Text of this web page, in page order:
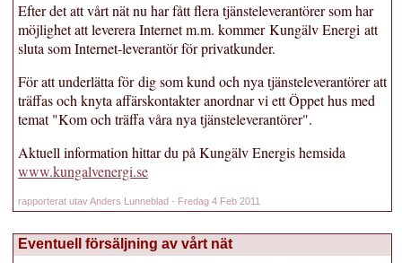
Efter det att vårt nät nu har fått flera tjänsteleverantörer som har
möjlighet att leverera Internet m.m. kommer Kungälv Energi att
sluta som Internet-leverantör för privatkunder.
För att underlätta för dig som kund och nya tjänsteleverantörer att
träffas och knyta affärskontakter anordnar vi ett Öppet hus med
temat "Kom och träffa våra nya tjänsteleverantörer".
Aktuell information hittar du på Kungälv Energis hemsida
www.kungalvenergi.se
rapporterat utav Anders Lunneblad - Fredag 4 Feb 2011
Eventuell försäljning av vårt nät